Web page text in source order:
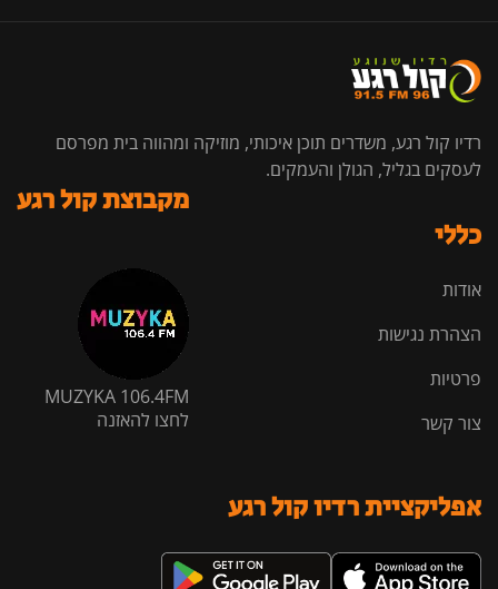
רדיו קול רגע, משדרים תוכן איכותי, מוזיקה ומהווה בית מפרסם
לעסקים בגליל, הגולן והעמקים.
כללי
אודות
הצהרת נגישות
פרטיות
צור קשר
מקבוצת קול רגע
MUZYKA 106.4FM
לחצו להאזנה
אפליקציית רדיו קול רגע